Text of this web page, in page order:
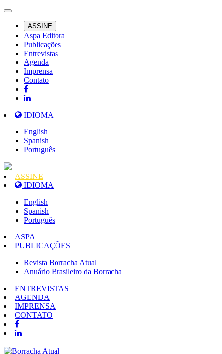
ASSINE
Aspa Editora
Publicações
Entrevistas
Agenda
Imprensa
Contato
IDIOMA
English
Spanish
Português
ASSINE
IDIOMA
English
Spanish
Português
ASPA
PUBLICAÇÕES
Revista Borracha Atual
Anuário Brasileiro da Borracha
ENTREVISTAS
AGENDA
IMPRENSA
CONTATO